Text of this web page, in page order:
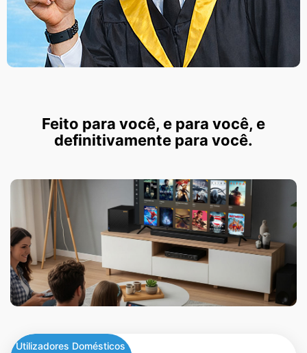
Feito para você, e para você, e
definitivamente para você.
Utilizadores Domésticos